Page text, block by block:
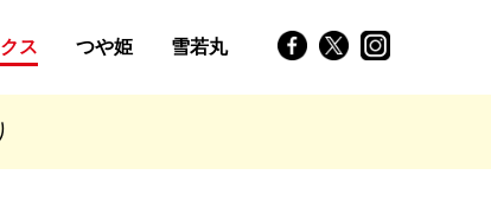
ス つや姫 雪若丸